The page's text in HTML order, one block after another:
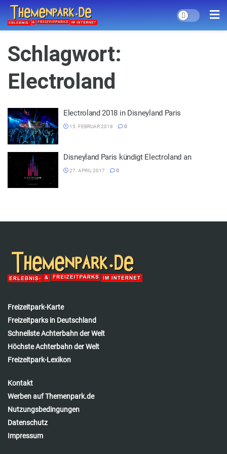
Schlagwort:
Electroland
Electroland 2018 in Disneyland Paris
15. FEBRUAR 2018 0
Disneyland Paris kündigt Electroland an
27. APRIL 2017 0
Freizeitpark-Karte
Freizeitparks in Deutschland
Schnellste Achterbahn der Welt
Höchste Achterbahn der Welt
Freizeitpark-Lexikon
Kontakt
Werben auf Themenpark.de
Nutzungsbedingungen
Datenschutz
Impressum